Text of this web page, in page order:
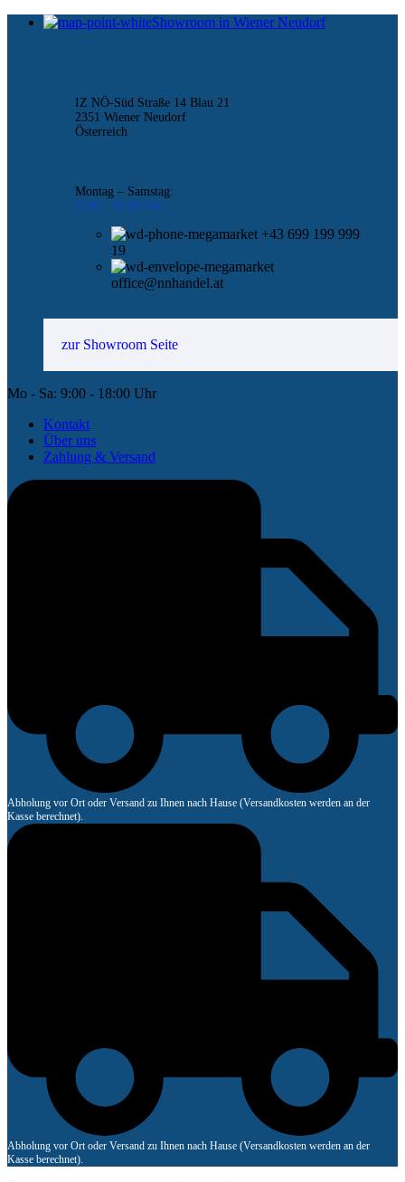
Showroom in Wiener Neudorf
IZ NÖ-Süd Straße 14 Blau 21
2351 Wiener Neudorf
Österreich
Montag – Samstag:
9:00 - 18:00 Uhr
+43 699 199 999
19
office@nnhandel.at
zur Showroom Seite
Mo - Sa: 9:00 - 18:00 Uhr
Kontakt
Über uns
Zahlung & Versand
Abholung vor Ort oder Versand zu Ihnen nach Hause (Versandkosten werden an der
Kasse berechnet).
Abholung vor Ort oder Versand zu Ihnen nach Hause (Versandkosten werden an der
Kasse berechnet).